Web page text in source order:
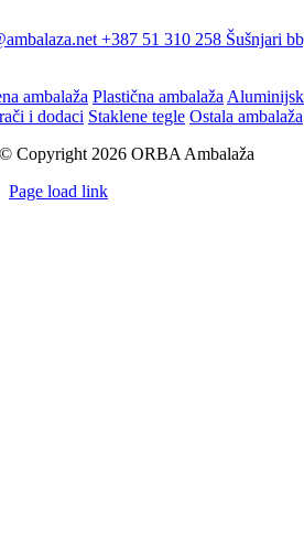
+387 51 310 258 Šušnjari
ambalaža Plastična ambalaža
i dodaci Staklene tegle Ostala ambalaža
© Copyright 2026 ORBA Ambalaža
Page load link